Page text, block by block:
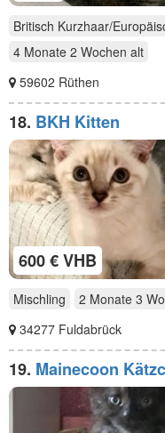
Britisch Kurzhaar/
4 Monate 2 Wochen alt
59602 Rüthen
18. BKH Kitten
600 € VHB
Mischling 2 Monate 3
34277 Fuldabrück
19. Mainecoon